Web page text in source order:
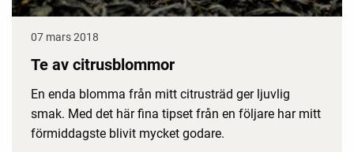
07 mars 2018
Te av citrusblommor
En enda blomma från mitt citrusträd ger ljuvlig
smak. Med det här fina tipset från en följare har mitt
förmiddagste blivit mycket godare.